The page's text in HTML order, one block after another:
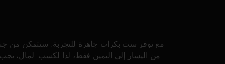
مع توفر ست بكرات جاهزة للتجربة، ستتمكن من
من اليسار إلى اليمين فقط، لذا لكسب المال،